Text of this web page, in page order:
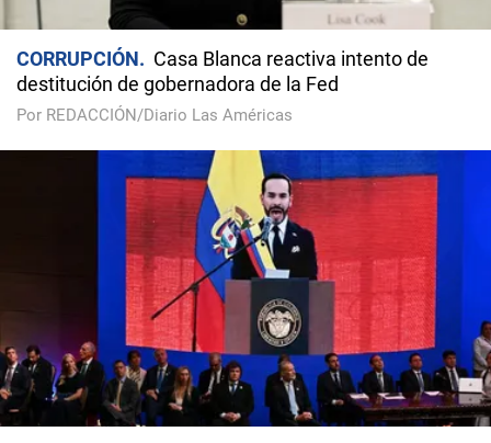
CORRUPCIÓN
Casa Blanca reactiva intento de
destitución de gobernadora de la Fed
Por REDACCIÓN/Diario Las Américas